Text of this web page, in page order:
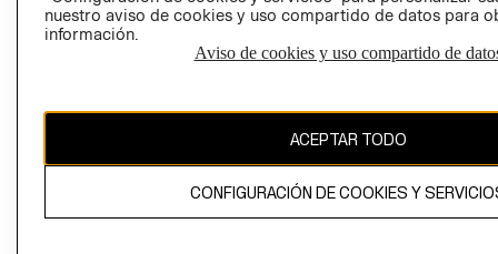
propiedad de H&M Hennes & Mauritz AB
nuestro aviso de cookies y uso compartido de datos para
información.
Aviso de cookies y uso compartido de
ACEPTAR TODO
CONFIGURACIÓN DE COOKIES Y